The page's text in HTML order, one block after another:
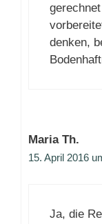
denken,
Maria Th.
15. April 2016
Ja, die